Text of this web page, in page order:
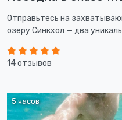
Отправьтесь на
озеру Синкхол — два
14 отзывов
5 часов